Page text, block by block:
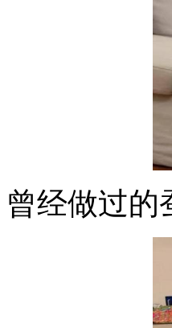
曾经做过的